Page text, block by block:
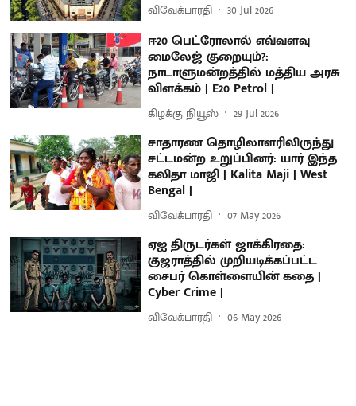
விவேக்பாரதி 30 Jul 2026
ஈ20 பெட்ரோலால் எவ்வளவு
மைலேஜ் குறையும்?:
நாடாளுமன்றத்தில் மத்திய அரசு
விளக்கம் | E20 Petrol |
கிழக்கு நியூஸ் 29 Jul 2026
சாதாரண தொழிலாளரிலிருந்து
சட்டமன்ற உறுப்பினர்: யார் இந்த
கலிதா மாஜி | Kalita Maji | West
Bengal |
விவேக்பாரதி 07 May 2026
ஏஐ திருடர்கள் ஜாக்கிரதை:
குஜராத்தில் முறியடிக்கப்பட்ட
சைபர் கொள்ளையின் கதை |
Cyber Crime |
விவேக்பாரதி 06 May 2026